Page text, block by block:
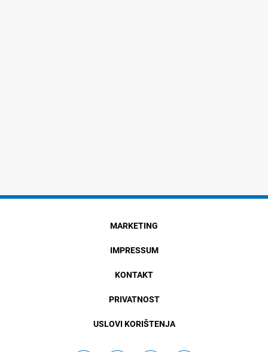
MARKETING
IMPRESSUM
KONTAKT
PRIVATNOST
USLOVI KORIŠTENJA